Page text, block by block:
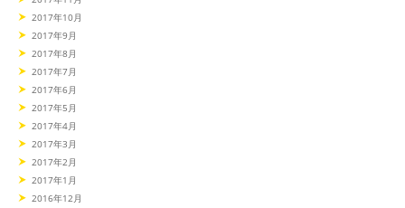
2017年10月
2017年9月
2017年8月
2017年7月
2017年6月
2017年5月
2017年4月
2017年3月
2017年2月
2017年1月
2016年12月